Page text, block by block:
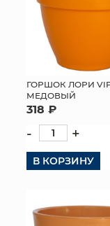
ГОРШОК ЛОРИ
МЕДОВЫЙ
318 ₽
- +
В КОРЗИНУ